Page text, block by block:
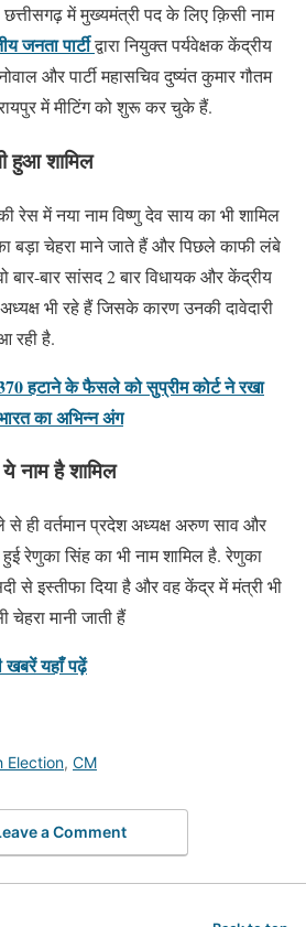
छत्तीसगढ़ में मुख्यमंत्री पद के लिए क़िसी नाम
जनता पार्टीद्वारा नियुक्त पर्यवेक्षक केंद्रीय
और पार्टी महासचिव दुष्यंत कुमार गौतम
में मीटिंग को शुरू कर चुके हैं.
हुआ शामिल
रेस में नया नाम विष्णु देव साय का भी शामिल
बड़ा चेहरा माने जाते हैं और पिछले काफी लंबे
बार-बार सांसद 2 बार विधायक और केंद्रीय
भी रहे हैं जिसके कारण उनकी दावेदारी
रही है.
हटाने के फैसले को सुप्रीम कोर्ट ने रखा
का अभिन्न अंग
नाम है शामिल
ही वर्तमान प्रदेश अध्यक्ष अरुण साव और
हुई रेणुका सिंह का भी नाम शामिल है. रेणुका
से इस्तीफा दिया है और वह केंद्र में मंत्री भी
चेहरा मानी जाती हैं
यहाँ पढ़ें
Election, CM
a Comment